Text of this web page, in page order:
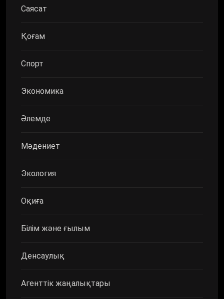
Саясат
Қоғам
Спорт
Экономика
Әлемде
Мәдениет
Экология
Оқиға
Білім және ғылым
Денсаулық
Агенттік жаңалықтары